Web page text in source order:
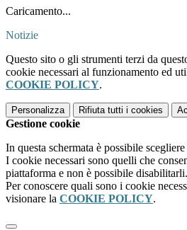
Caricamento...
Notizie
Questo sito o gli strumenti terzi da
cookie necessari al funzionamento ed
COOKIE POLICY.
Personalizza Rifiuta tutti i cookies
Gestione cookie
In questa schermata è possibile
I cookie necessari sono quelli che
piattaforma e non è possibile disabilitarli.
Per conoscere quali sono i cookie
visionare la COOKIE POLICY.